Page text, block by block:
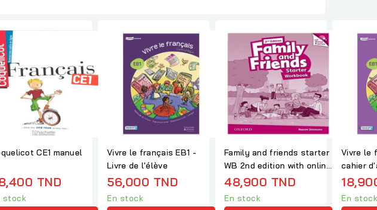
CE1 manuel
TND
stock
Vivre le français EB1 -
Livre de l'élève
56,000 TND
En stock
Family and friends starter
WB 2nd edition with online
practice
48,900 TND
En stock
Vivre le
cahier
En stock